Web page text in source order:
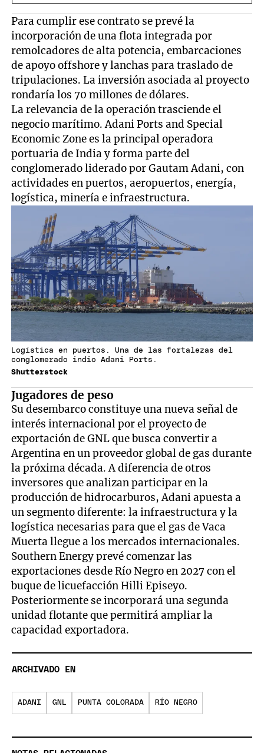
Para cumplir ese contrato se prevé la
incorporación de una flota integrada por
remolcadores de alta potencia, embarcaciones
de apoyo offshore y lanchas para traslado de
tripulaciones. La inversión asociada al proyecto
rondaría los 70 millones de dólares.
La relevancia de la operación trasciende el
negocio marítimo. Adani Ports and Special
Economic Zone es la principal operadora
portuaria de India y forma parte del
conglomerado liderado por Gautam Adani, con
actividades en puertos, aeropuertos, energía,
logística, minería e infraestructura.
Logística en puertos. Una de las fortalezas del
conglomerado indio Adani Ports.
Shutterstock
Jugadores de peso
Su desembarco constituye una nueva señal de
interés internacional por el proyecto de
exportación de GNL que busca convertir a
Argentina en un proveedor global de gas durante
la próxima década. A diferencia de otros
inversores que analizan participar en la
producción de hidrocarburos, Adani apuesta a
un segmento diferente: la infraestructura y la
logística necesarias para que el gas de Vaca
Muerta llegue a los mercados internacionales.
Southern Energy prevé comenzar las
exportaciones desde Río Negro en 2027 con el
buque de licuefacción Hilli Episeyo.
Posteriormente se incorporará una segunda
unidad flotante que permitirá ampliar la
capacidad exportadora.
ARCHIVADO EN
ADANI GNL PUNTA COLORADA RÍO NEGRO